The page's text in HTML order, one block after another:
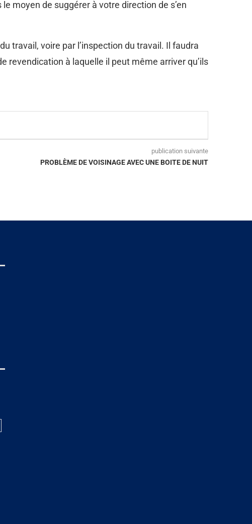
moyen de suggérer à votre direction de s’en
travail, voire par l’inspection du travail. Il faudra
revendication à laquelle il peut même arriver qu’ils
publication suivante
PROBLÈME DE VOISINAGE AVEC UNE BOITE DE NUIT